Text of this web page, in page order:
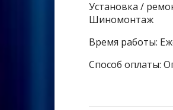
Установка /
Шиномонтаж
Время работы:
Способ оплаты: